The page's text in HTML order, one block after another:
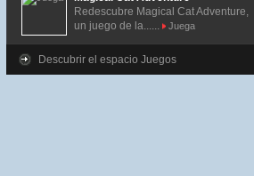
Redescubre Magical Cat Adventure,
un juego de la......
Juega
Descubrir el espacio Juegos